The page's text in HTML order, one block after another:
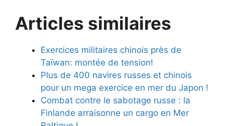
Articles similaires
Exercices militaires chinois près de
Taïwan: montée de tension!
Plus de 400 navires russes et chinois
pour un mega exercice en mer du Japon !
Combat contre le sabotage russe : la
Finlande arraisonne un cargo en Mer